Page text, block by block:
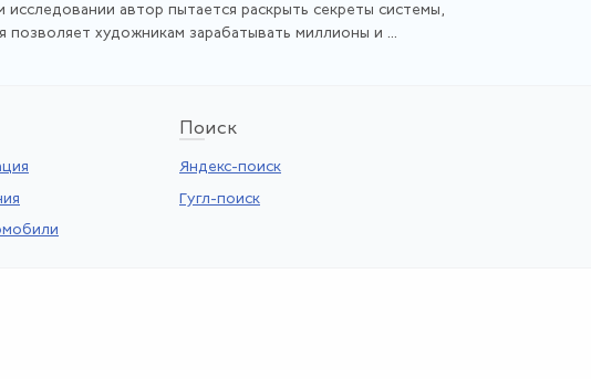
исследовании автор пытается раскрыть секреты системы,
позволяет художникам зарабатывать миллионы и ...
Поиск
Яндекс-поиск
Гугл-поиск